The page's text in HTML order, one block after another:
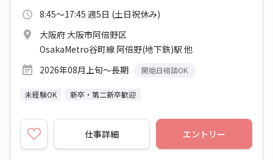
8:45～17:45 週5日 (土日祝休み)
大阪府 大阪市阿倍野区
OsakaMetro谷町線 阿倍野(地下鉄)駅 他
2026年08月上旬～長期
開始日相談OK
未経験OK 新卒・第二新卒歓迎
仕事詳細 エントリー